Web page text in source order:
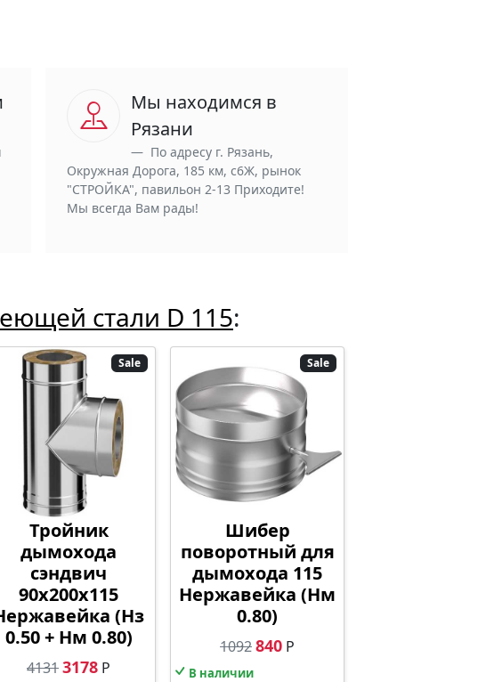
Мы находимся в
Рязани
По адресу г. Рязань,
Окружная Дорога, 185 км, с6Ж, рынок
"СТРОЙКА", павильон 2-13 Приходите!
Мы всегда Вам рады!
стали D 115:
Sale
Тройник
дымохода
сэндвич
90х200х115
(Нз
0.50 + Нм 0.80)
41313178 Р
Sale
Шибер
поворотный для
дымохода 115
Нержавейка (Нм
0.80)
1092840 Р
В наличии